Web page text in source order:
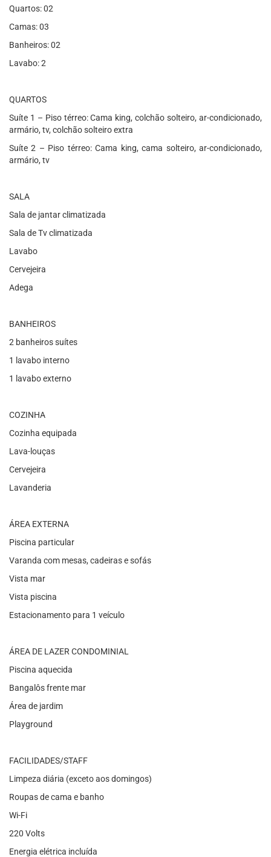
Quartos: 02
Camas: 03
Banheiros: 02
Lavabo: 2
QUARTOS
Suíte 1 – Piso térreo: Cama king, colchão solteiro, ar-condicionado,
armário, tv, colchão solteiro extra
Suíte 2 – Piso térreo: Cama king, cama solteiro, ar-condicionado,
armário, tv
SALA
Sala de jantar climatizada
Sala de Tv climatizada
Lavabo
Cervejeira
Adega
BANHEIROS
2 banheiros suítes
1 lavabo interno
1 lavabo externo
COZINHA
Cozinha equipada
Lava-louças
Cervejeira
Lavanderia
ÁREA EXTERNA
Piscina particular
Varanda com mesas, cadeiras e sofás
Vista mar
Vista piscina
Estacionamento para 1 veículo
ÁREA DE LAZER CONDOMINIAL
Piscina aquecida
Bangalôs frente mar
Área de jardim
Playground
FACILIDADES/STAFF
Limpeza diária (exceto aos domingos)
Roupas de cama e banho
Wi-Fi
220 Volts
Energia elétrica incluída